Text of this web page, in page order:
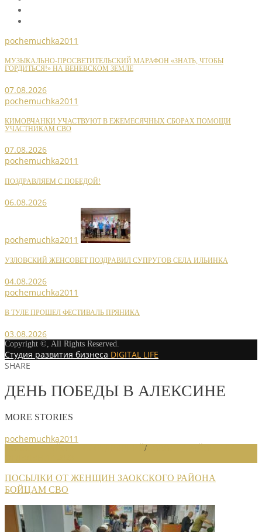
pochemuchka2011
МУЗЫКАЛЬНО-ПРОСВЕТИТЕЛЬСКИЙ МАРАФОН «ЗНАТЬ, ЧТОБЫ
ГОРДИТЬСЯ!» НА ВЕНЕВСКОМ ЗЕМЛЕ
07.08.2026
pochemuchka2011
КИМОВЧАНКИ УЧАСТВУЮТ В ЕЖЕМЕСЯЧНЫХ СБОРАХ ПОМОЩИ
УЧАСТНИКАМ СВО
07.08.2026
pochemuchka2011
ПОЗДРАВЛЯЕМ С ПОБЕДОЙ!
06.08.2026
pochemuchka2011
УЗЛОВСКИЙ ЖЕНСОВЕТ ПОЗДРАВИЛ СУПРУГОВ СЕЛА ИЛЬИНКА
04.08.2026
pochemuchka2011
В ТУЛЕ ПРОШЕЛ ФЕСТИВАЛЬ ПРЯНИКА
03.08.2026
Copyright ©, All Rights Reserved.
Студия развития бизнеса DIGITAL LIFE
SHARE
ДЕНЬ ПОБЕДЫ В АЛЕКСИНЕ
MORE STORIES
pochemuchka2011
/
ПОСЫЛКИ ОТ ЖЕНЩИН ЗАОКСКОГО РАЙОНА
БОЙЦАМ СВО